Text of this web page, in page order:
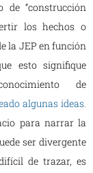
“construcción
los hechos o
la JEP en función
esto signifique
de
algunas ideas.
para narrar la
ser divergente
de trazar, es